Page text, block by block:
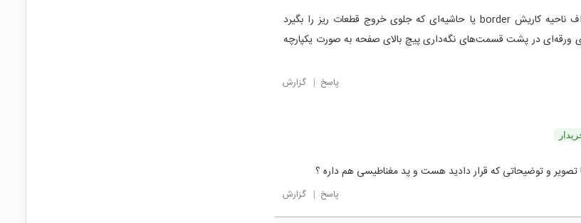
دوستان دقت کنید اطراف ناحیه کاریش border یا حاشیه‌ای که جلوی خروج قطعات ریز را بگیرد
ورقه‌ای در پشت قسمت‌های نگه‌داری پیچ بالای صفحه به صورت یکپارچه
پاسخ | گزارش
تصویر و توضیحاتی که قرار دادید هست و پد مغناطیسی هم داره ؟
پاسخ | گزارش